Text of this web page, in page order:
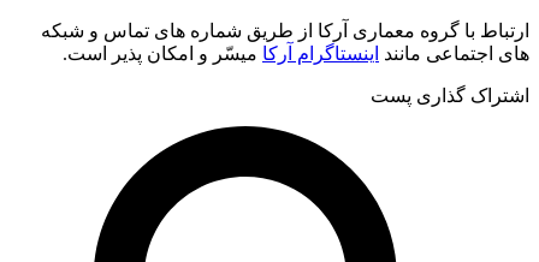
ارتباط با گروه معماری آرکا از طریق شماره های تماس و شبکه
های اجتماعی مانند اینستاگرام آرکا میسّر و امکان پذیر است.
اشتراک گذاری پست